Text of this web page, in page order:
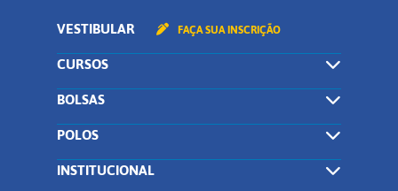
VESTIBULAR FAÇA SUA INSCRIÇÃO
CURSOS
BOLSAS
POLOS
INSTITUCIONAL